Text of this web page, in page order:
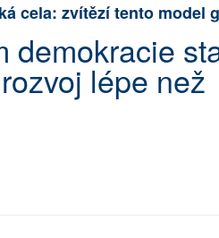
cela: zvítězí tento model
demokracie
lépe než